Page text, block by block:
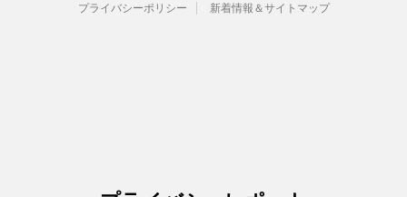
プライバシーポリシー 新着情報＆サイトマップ